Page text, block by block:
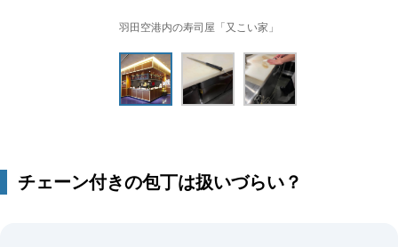
羽田空港内の寿司屋「又こい家」
チェーン付きの包丁は扱いづらい？